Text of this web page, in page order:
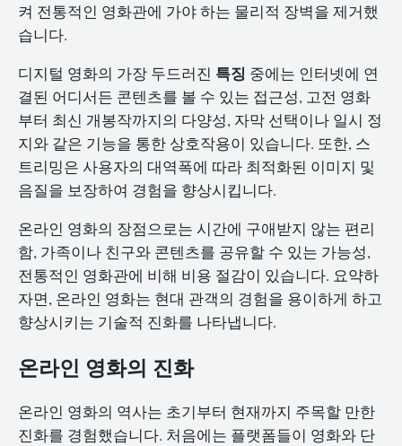
켜 전통적인 영화관에 가야 하는 물리적 장벽을 제거했
습니다.
디지털 영화의 가장 두드러진 특징 중에는 인터넷에 연
결된 어디서든 콘텐츠를 볼 수 있는 접근성, 고전 영화
부터 최신 개봉작까지의 다양성, 자막 선택이나 일시 정
지와 같은 기능을 통한 상호작용이 있습니다. 또한, 스
트리밍은 사용자의 대역폭에 따라 최적화된 이미지 및
음질을 보장하여 경험을 향상시킵니다.
온라인 영화의 장점으로는 시간에 구애받지 않는 편리
함, 가족이나 친구와 콘텐츠를 공유할 수 있는 가능성,
전통적인 영화관에 비해 비용 절감이 있습니다. 요약하
자면, 온라인 영화는 현대 관객의 경험을 용이하게 하고
향상시키는 기술적 진화를 나타냅니다.
온라인 영화의 진화
온라인 영화의 역사는 초기부터 현재까지 주목할 만한
진화를 경험했습니다. 처음에는 플랫폼들이 영화와 단